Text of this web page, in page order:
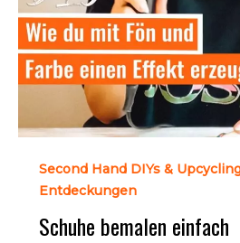
Second Hand DIYs &
Entdeckungen
Schuhe bemalen einfach